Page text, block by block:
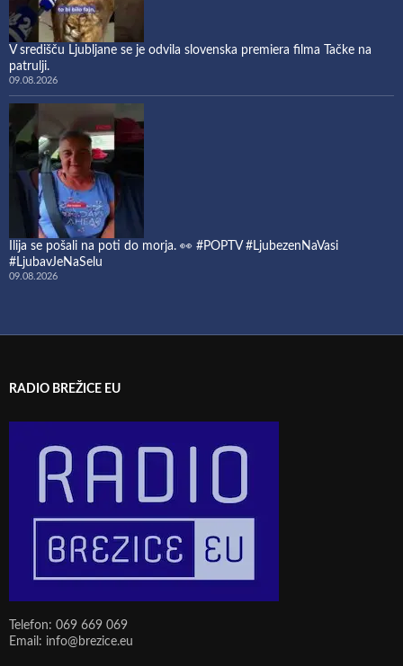
V središču Ljubljane se je odvila slovenska premiera filma Tačke na
patrulji.
09.08.2026
Ilija se pošali na poti do morja. 👀 #POPTV #LjubezenNaVasi
#LjubavJeNaSelu
09.08.2026
RADIO BREŽICE EU
Telefon: 069 669 069
Email: info@brezice.eu